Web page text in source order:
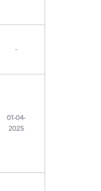
-
01-04-
2025